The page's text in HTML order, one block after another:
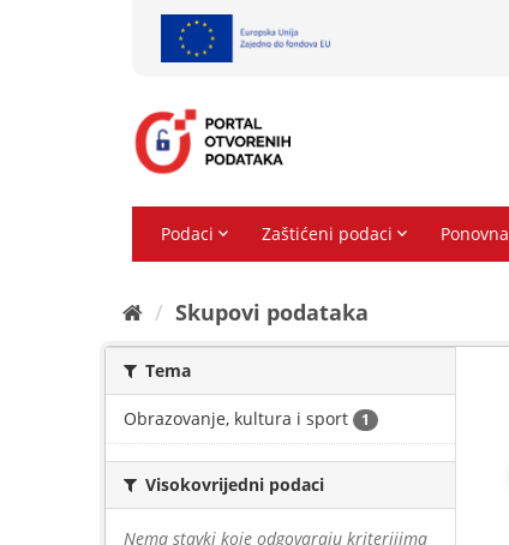
Skupovi podаtаkа
Tema
Obrazovanje, kultura i sport 1
Visokovrijedni podaci
Nema stavki koje odgovaraju kriterijima